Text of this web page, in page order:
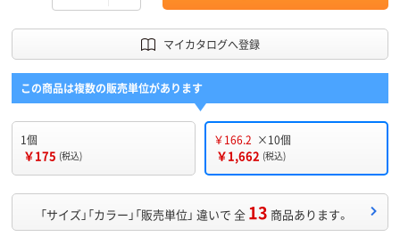
マイカタログへ登録
この商品は複数の販売単位があります
1個
￥175 (税込)
￥166.2 ×10個
￥1,662 (税込)
「サイズ」「カラー」「販売単位」 違いで 全 13 商品あります。